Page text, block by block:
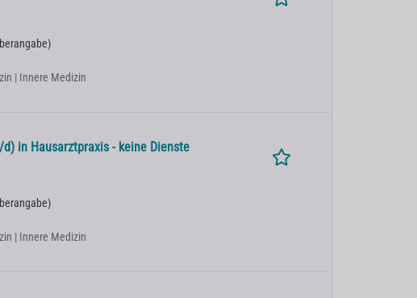
)
| Innere Medizin
in Hausarztpraxis - keine Dienste
)
| Innere Medizin